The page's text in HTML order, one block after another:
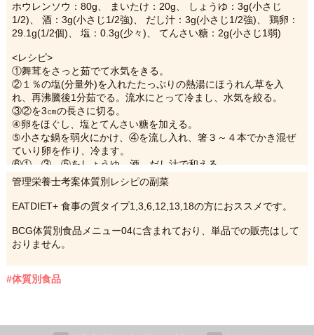
ホウレンソウ：80g、 まいたけ：20g、 しょうゆ：3g(小さじ
1/2)、 酒：3g(小さじ1/2強)、 だし汁：3g(小さじ1/2強)、 鶏卵：
29.1g(1/2個)、 塩：0.3g(少々)、 てんさい糖：2g(小さじ1弱)
<レシピ>
①舞茸をさっと茹でて水気をきる。
②１％の塩(分量外)を入れたたっぷりの熱湯にほうれん草を入
れ、再沸騰後1分茹でる。流水にとって冷まし、水気を絞る。
③②を3㎝の長さに切る。
④卵をほぐし、塩とてんさい糖を加える。
⑤小さな鍋を弱火にかけ、④を流し入れ、箸３～４本でかき混ぜ
ていり卵を作り、冷ます。
⑥①、③、⑤をしょうゆ、酒、だし汁で和える。
管理栄養士考案体質別レシピの副菜
EATDIET+ 食事の質タイプ1,3,6,12,13,18の方におススメです。
BCG体質別食品メニュー04に含まれており、単品での販売はして
おりません。
#体質別食品